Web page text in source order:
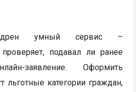
умный сервис –
подавал ли ранее
заявление. Оформить
льготные категории граждан,